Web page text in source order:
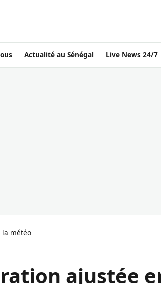
Actualité au Sénégal Live News 24/7
la météo
ajustée